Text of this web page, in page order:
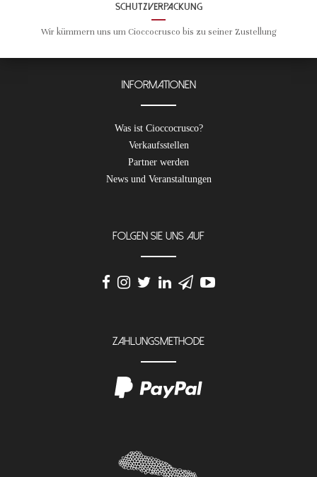
SCHUTZVERPACKUNG
Wir kümmern uns um Cioccocrusco bis zu seiner Zustellung
Informationen
Was ist Cioccocrusco?
Verkaufsstellen
Partner werden
News und Veranstaltungen
Folgen Sie uns auf
Zahlungsmethode